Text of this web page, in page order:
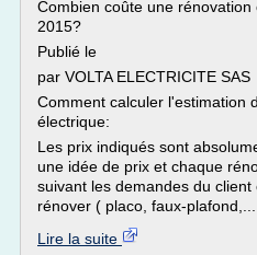
Combien coûte une
2015?
Publié le
par VOLTA ELECTRICITE SAS
Comment calculer l'estimation
électrique:
Les prix indiqués sont
une idée de prix et chaque
suivant les demandes du
rénover ( placo, faux-plafond,...
Lire la suite